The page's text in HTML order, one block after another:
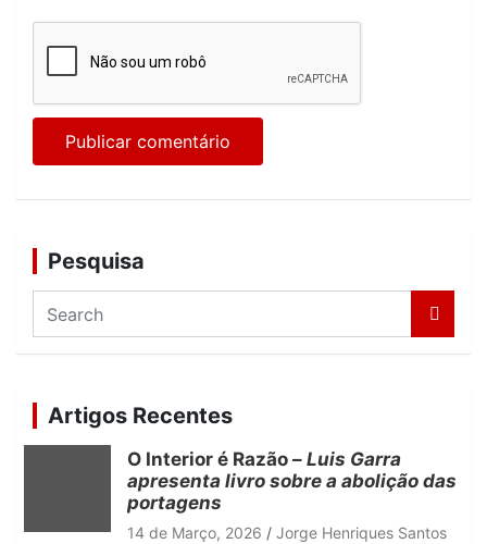
Pesquisa
a
c
h
Artigos Recentes
O Interior é Razão – Luis Garra
apresenta livro sobre a abolição das
portagens
14 de Março, 2026 Jorge Henriques Santos